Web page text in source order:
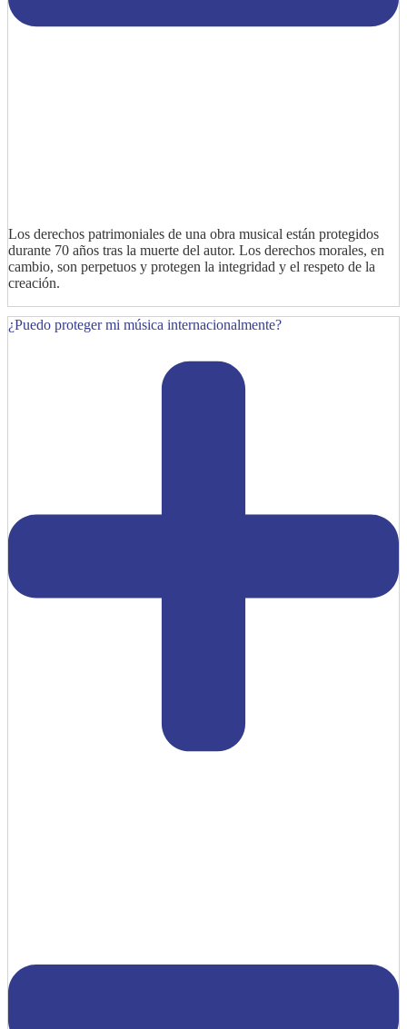
Los derechos patrimoniales de una obra musical están protegidos
durante 70 años tras la muerte del autor. Los derechos morales, en
cambio, son perpetuos y protegen la integridad y el respeto de la
creación.
¿Puedo proteger mi música internacionalmente?